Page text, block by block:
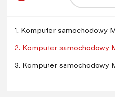
1. Komputer samochodowy
2. Komputer samochodowy
3. Komputer samochodowy